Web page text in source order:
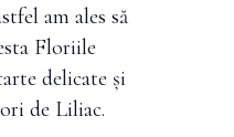
am ales să
Floriile
delicate și
de Liliac.